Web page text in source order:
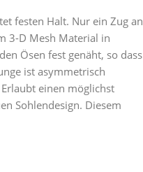
festen Halt. Nur ein Zug an
3-D Mesh Material in
Ösen fest genäht, so dass
ist asymmetrisch
einen möglichst
Sohlendesign. Diesem